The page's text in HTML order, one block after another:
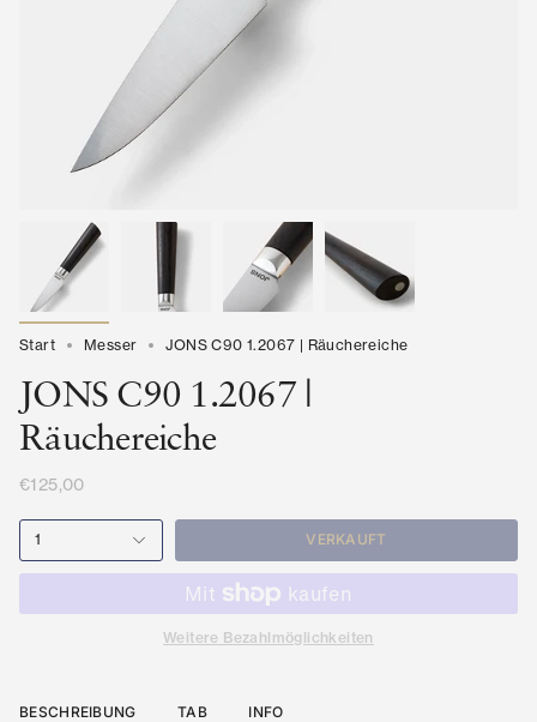
Start Messer JONS C90 1.2067 | Räuchereiche
JONS C90 1.2067 |
Räuchereiche
€125,00
1 VERKAUFT
Weitere Bezahlmöglichkeiten
BESCHREIBUNG TAB INFO